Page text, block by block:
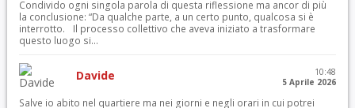
Condivido ogni singola parola di questa riflessione ma ancor di più
la conclusione: “Da qualche parte, a un certo punto, qualcosa si è
interrotto. Il processo collettivo che aveva iniziato a trasformare
questo luogo si...
Davide
10:48
5 Aprile 2026
Salve io abito nel quartiere ma nei giorni e negli orari in cui potrei